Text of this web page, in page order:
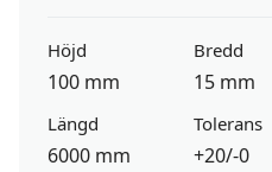
Höjd
100 mm
Bredd
15 mm
Längd
6000 mm
Tolerans
+20/-0